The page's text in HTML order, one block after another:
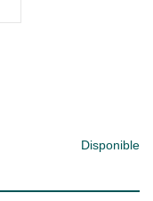
Disponible